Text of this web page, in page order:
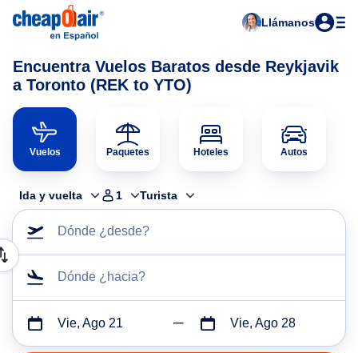
Llámanos
Encuentra Vuelos Baratos desde Reykjavik
a Toronto (REK to YTO)
Vuelos Paquetes Hoteles Autos
Ida y vuelta 1 Turista
Dónde ¿desde?
Dónde ¿hacia?
Vie, Ago 21 Vie, Ago 28